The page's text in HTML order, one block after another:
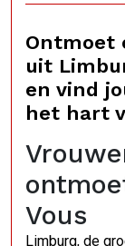
Ontmoet
uit
en vind
het hart
Vous
Limburg, de